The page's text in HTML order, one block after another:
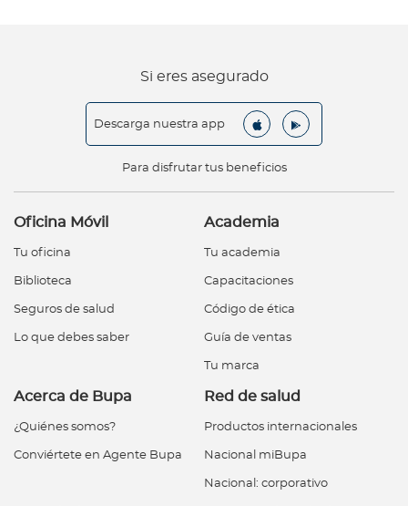
Si eres asegurado
Descarga nuestra app
Para disfrutar tus beneficios
Oficina Móvil
Tu oficina
Biblioteca
Seguros de salud
Lo que debes saber
Academia
Tu academia
Capacitaciones
Código de ética
Guía de ventas
Tu marca
Acerca de Bupa
¿Quiénes somos?
Conviértete en Agente Bupa
Red de salud
Productos internacionales
Nacional miBupa
Nacional: corporativo